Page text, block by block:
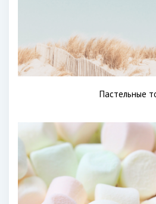
Пастельные